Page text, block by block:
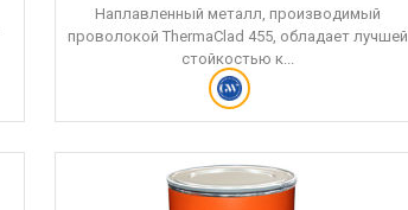
Наплавленный металл, производимый
проволокой ThermaClad 455, обладает лучшей
стойкостью к...